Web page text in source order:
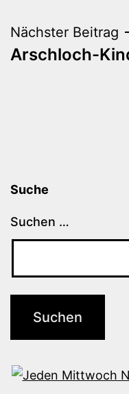
Nächster Beitrag
Arschloch-
Suche
Suchen …